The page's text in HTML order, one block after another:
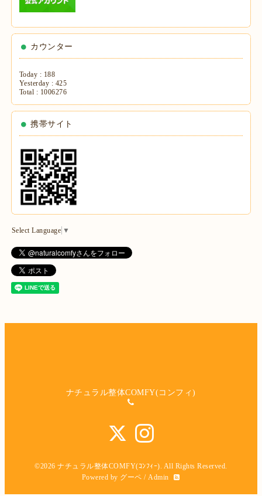
カウンター
Today : 188
Yesterday : 425
Total : 1006276
携帯サイト
Select Language ▼
ナチュラル整体COMFY(コンフィ)
©2026ナチュラル整体COMFY(ｺﾝﾌｨｰ) . All Rights Reserved.
Powered by グーペ / Admin